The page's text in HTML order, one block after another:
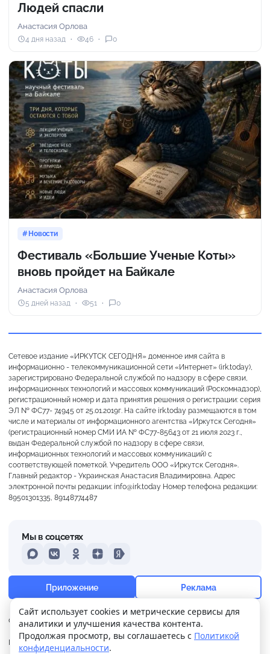
+20° Ощущается как +20
13 м/с 757 мм 94%
Людей спасли
Анастасия Орлова
4 дня назад 46 0
Новости
Фестиваль «Большие Ученые Коты»
вновь пройдет на Байкале
Анастасия Орлова
5 дней назад 51 0
Сетевое издание «ИРКУТСК СЕГОДНЯ» доменное имя сайта в
информационно - телекоммуникационной сети «Интернет» (irk.today),
зарегистрировано Федеральной службой по надзору в сфере связи,
информационных технологий и массовых коммуникаций (Роскомнадзор),
регистрационный номер и дата принятия решения о регистрации: серия
ЭЛ № ФС77- 74945 от 25.01.2019г. На сайте irk.today размещаются в том
числе и материалы от информационного агентства «Иркутск Сегодня»
(регистрационный номер СМИ ИА № ФС77-85643 от 21 июля 2023 г.,
выдан Федеральной службой по надзору в сфере связи,
информационных технологий и массовых коммуникаций) с
соответствующей пометкой. Учредитель ООО «Иркутск Сегодня».
Главный редактор - Украинская Анастасия Владимировна. Адрес
электронной почты редакции: info@irk.today Номер телефона редакции:
89501301335, 89148774487
О нас Контакты Прислать новость
Реклама
Политика
конфиденциальности
Мы в соцсетях
MAXVKontakteOdnoklassniki
DzenYandex
Приложение Реклама
Сайт использует cookies и метрические сервисы для
аналитики и улучшения качества контента.
Продолжая просмотр, вы соглашаетесь с Политикой
конфиденциальности.